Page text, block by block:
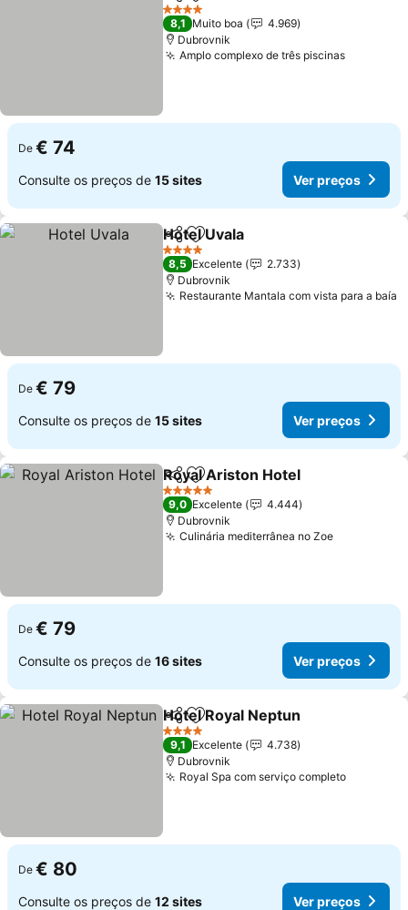
4 Estrelas
8,1 Muito boa
4.969
Dubrovnik
Amplo complexo de três piscinas
De € 74
Consulte os preços de 15 sites Ver preços
PartilharAdicionar aos favoritos
Hotel Uvala
4 Estrelas
8,5 Excelente
2.733
Dubrovnik
Restaurante Mantala com vista para a baía
De € 79
Consulte os preços de 15 sites Ver preços
PartilharAdicionar aos favoritos
Royal Ariston Hotel
5 Estrelas
9,0 Excelente
4.444
Dubrovnik
Culinária mediterrânea no Zoe
De € 79
Consulte os preços de 16 sites Ver preços
PartilharAdicionar aos favoritos
Hotel Royal Neptun
4 Estrelas
9,1 Excelente
4.738
Dubrovnik
Royal Spa com serviço completo
De € 80
Consulte os preços de 12 sites Ver preços